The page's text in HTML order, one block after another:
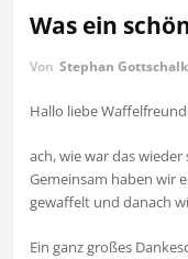
Was ein
Von Stephan Gottschalk
Hallo liebe
ach, wie war das
Gemeinsam haben wir
gewaffelt und danach
Ein ganz großes